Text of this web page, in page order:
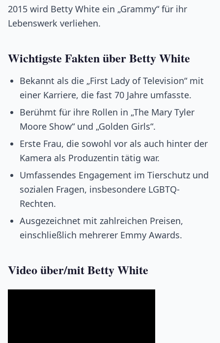
2015 wird Betty White ein „Grammy“ für ihr
Lebenswerk verliehen.
Wichtigste Fakten über Betty White
Bekannt als die „First Lady of Television“ mit
einer Karriere, die fast 70 Jahre umfasste.
Berühmt für ihre Rollen in „The Mary Tyler
Moore Show“ und „Golden Girls“.
Erste Frau, die sowohl vor als auch hinter der
Kamera als Produzentin tätig war.
Umfassendes Engagement im Tierschutz und
sozialen Fragen, insbesondere LGBTQ-
Rechten.
Ausgezeichnet mit zahlreichen Preisen,
einschließlich mehrerer Emmy Awards.
Video über/mit Betty White